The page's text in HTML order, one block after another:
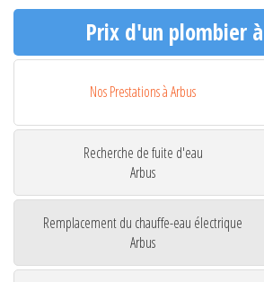
Prix d'un plombier
Nos Prestations à Arbus
Recherche de fuite d'eau
Arbus
Remplacement du chauffe-eau électrique
Arbus